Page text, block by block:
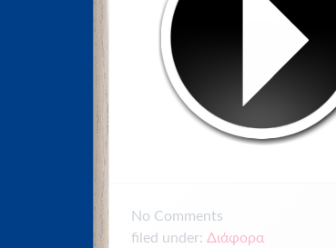
No Comments
filed under: Διάφορα